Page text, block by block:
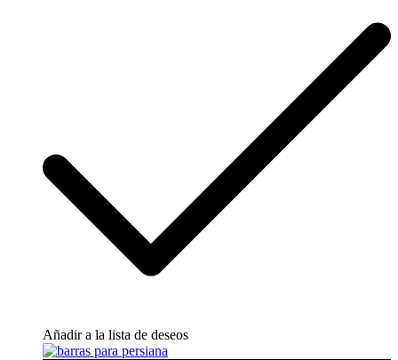
Añadir a la lista de deseos